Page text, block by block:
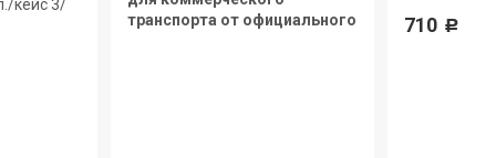
кейс 3/
транспорта от официального
710 Р